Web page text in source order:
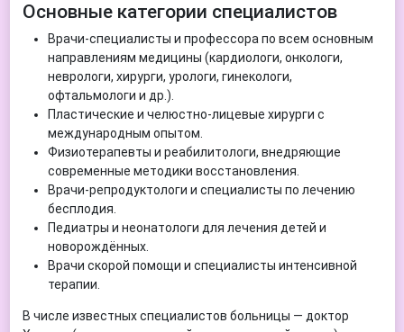
Основные категории специалистов
Врачи-специалисты и профессора по всем основным
направлениям медицины (кардиологи, онкологи,
неврологи, хирурги, урологи, гинекологи,
офтальмологи и др.).
Пластические и челюстно-лицевые хирурги с
международным опытом.
Физиотерапевты и реабилитологи, внедряющие
современные методики восстановления.
Врачи-репродуктологи и специалисты по лечению
бесплодия.
Педиатры и неонатологи для лечения детей и
новорождённых.
Врачи скорой помощи и специалисты интенсивной
терапии.
В числе известных специалистов больницы — доктор